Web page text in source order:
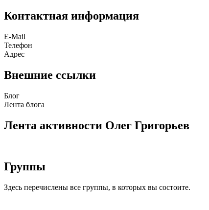
Контактная информация
E-Mail
Телефон
Адрес
Внешние ссылки
Блог
Лента блога
Лента активности Олег Григорьев
Группы
Здесь перечислены все группы, в которых вы состоите.